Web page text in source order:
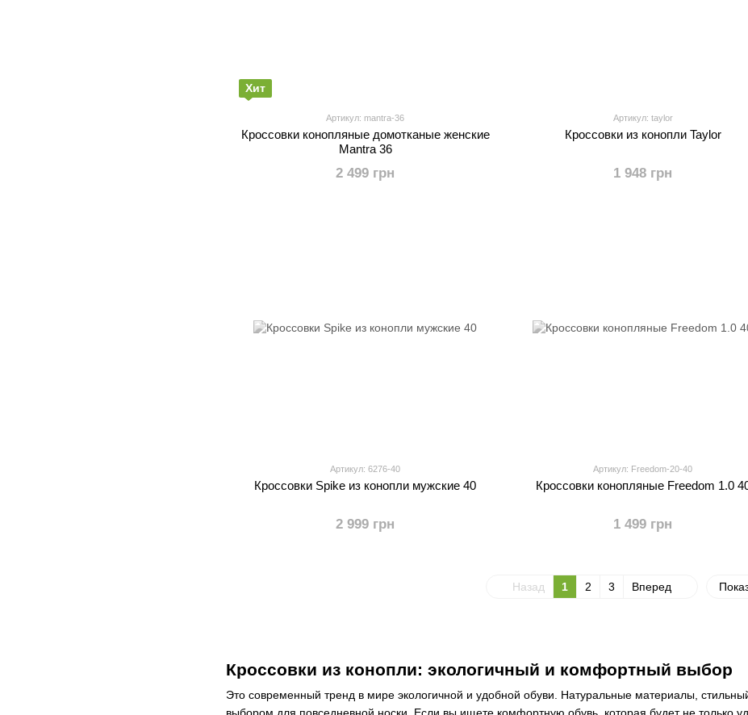
Кроссовки из конопли: экологичный и комфортный выбор
Это современный тренд в мире экологичной и удобной обуви. Натуральные материалы,
Хит
Артикул: mantra-36
Кроссовки конопляные домотканые женские
Mantra 36
2 499 грн
Артикул: taylor
Кроссовки из конопли Taylor
1 948 грн
Артикул: 6276-40
Кроссовки Spike из конопли мужские 40
2 999 грн
Артикул: Freedom-20-40
Кроссовки конопляные Freedom 1.0
1 499 грн
Назад 1 2 3 Вперед